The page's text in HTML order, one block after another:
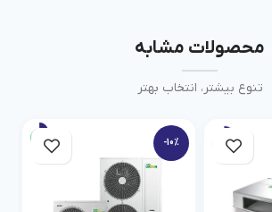
محصولات مشابه
تنوع بیشتر، انتخاب بهتر
-10%